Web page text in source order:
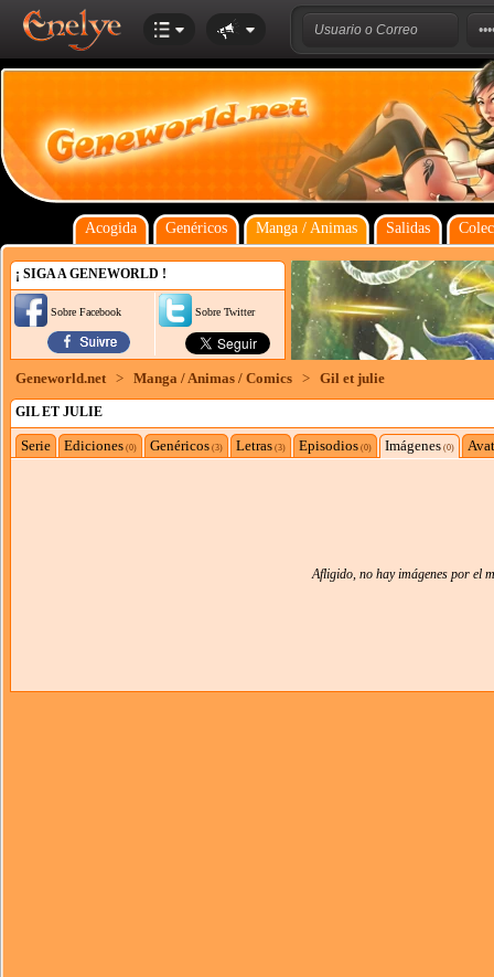
Acogida Genéricos Manga / Animas Salidas
¡ SIGA A GENEWORLD !
Sobre Facebook Sobre Twitter
Geneworld.net > Manga / Animas / Comics > Gil et julie
GIL ET JULIE
Serie Ediciones (0) Genéricos (3) Letras (3) Episodios (0) Imágenes (0)
Afligido, no hay imágenes por el